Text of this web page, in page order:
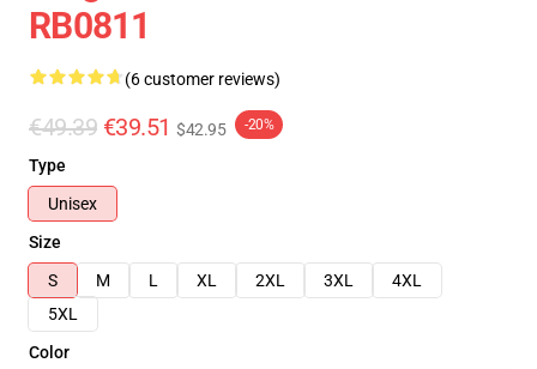
RB0811
(6 customer reviews)
€49.39 €39.51 $42.95 -20%
Type
Unisex
Size
S
M L XL 2XL 3XL
4XL
5XL
Color